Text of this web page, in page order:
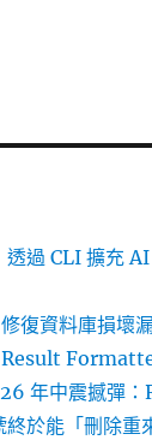
過 CLI 擴充
復資料庫損壞
年中震撼彈
於能「刪除重